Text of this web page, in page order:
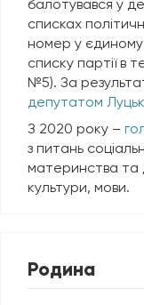
балотувався у
списках
номер у
списку партії в
№5). За
депутатом
З 2020 року –
з питань
материнства та
культури, мови.
Родина